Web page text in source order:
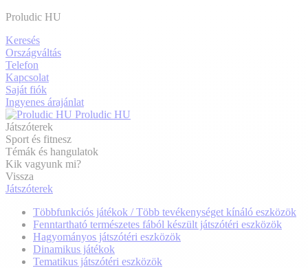
Proludic HU
Keresés
Országváltás
Telefon
Kapcsolat
Saját fiók
Ingyenes árajánlat
Proludic HU
Játszóterek
Sport és fitnesz
Témák és hangulatok
Kik vagyunk mi?
Vissza
Játszóterek
Többfunkciós játékok / Több tevékenységet kínáló eszközök
Fenntartható természetes fából készült játszótéri eszközök
Hagyományos játszótéri eszközök
Dinamikus játékok
Tematikus játszótéri eszközök